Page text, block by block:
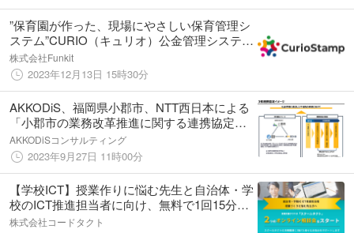
”保育園が作った、現場にやさしい保育管理シ
ステム”CURIO（キュリオ）公金管理システム
（ピムス）との連携機能を提供
株式会社Funkit
2023年12月13日 15時30分
AKKODiS、福岡県小郡市、NTT西日本による
「小郡市の業務改革推進に関する連携協定」
を締結
AKKODiSコンサルティング
2023年9月27日 11時00分
【学校ICT】授業作りに悩む先生と自治体・学
校のICT推進担当者に向け、無料で1回15分！
授業支援クラウド「スクールタクト」が、2つ
株式会社コードタクト